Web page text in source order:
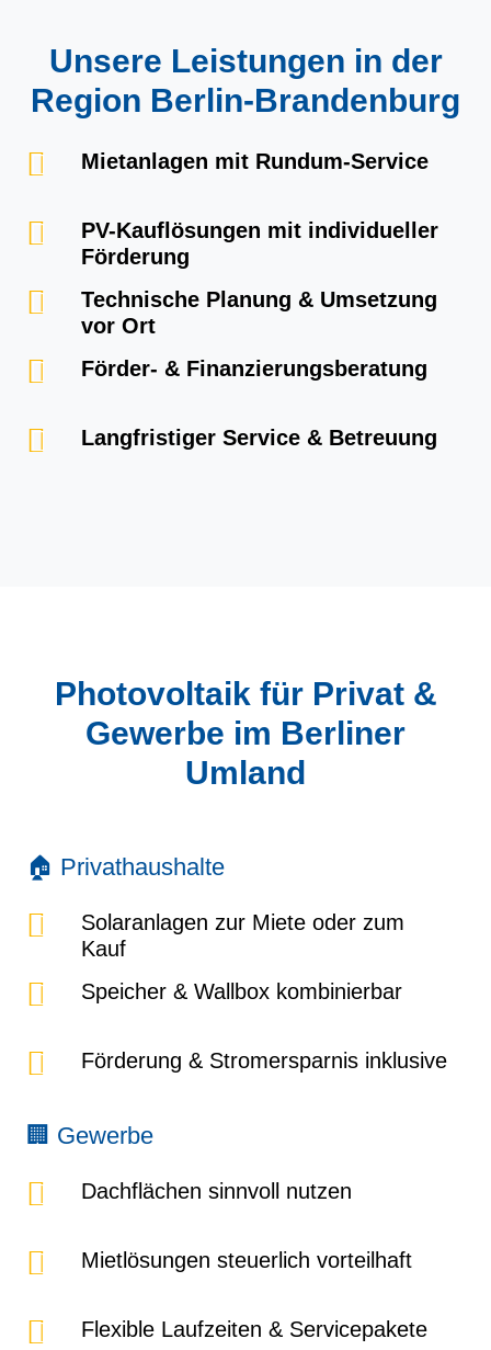
Unsere Leistungen in der
Region Berlin-Brandenburg
Mietanlagen mit Rundum-Service
PV-Kauflösungen mit individueller
Förderung
Technische Planung & Umsetzung
vor Ort
Förder- & Finanzierungsberatung
Langfristiger Service & Betreuung
Photovoltaik für Privat &
Gewerbe im Berliner
Umland
🏠 Privathaushalte
Solaranlagen zur Miete oder zum
Kauf
Speicher & Wallbox kombinierbar
Förderung & Stromersparnis inklusive
🏢 Gewerbe
Dachflächen sinnvoll nutzen
Mietlösungen steuerlich vorteilhaft
Flexible Laufzeiten & Servicepakete